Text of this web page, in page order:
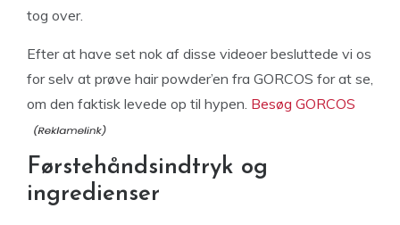
tog over.
Efter at have set nok af disse videoer besluttede vi os
for selv at prøve hair powder’en fra GORCOS for at se,
om den faktisk levede op til hypen. Besøg GORCOS
Førstehåndsindtryk og
ingredienser